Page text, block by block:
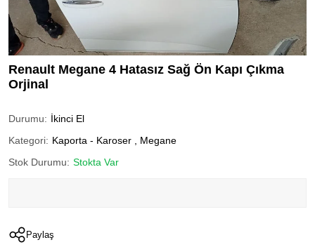
Renault Megane 4 Hatasız Sağ Ön Kapı Çıkma
Orjinal
Durumu: İkinci El
Kategori: Kaporta - Karoser
Megane
Stok Durumu: Stokta Var
Paylaş